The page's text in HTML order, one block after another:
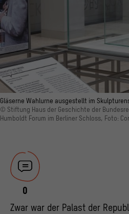
Gläserne Wahlurne ausgestellt im
© Stiftung Haus der Geschichte der
Humboldt Forum im Berliner Schloss, Foto:
0
Zwar war der Palast der